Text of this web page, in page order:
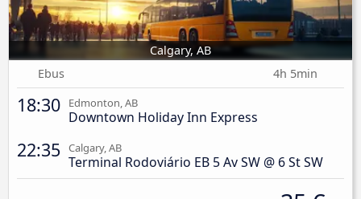
Calgary, AB
Ebus
4h 5min
18:30 Edmonton, AB
Downtown Holiday Inn Express
22:35 Calgary, AB
Terminal Rodoviário EB 5 Av SW @ 6 St SW